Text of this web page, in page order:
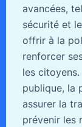
avancées,
sécurité et
offrir à la
renforcer
les
publique, la
assurer la
prévenir les